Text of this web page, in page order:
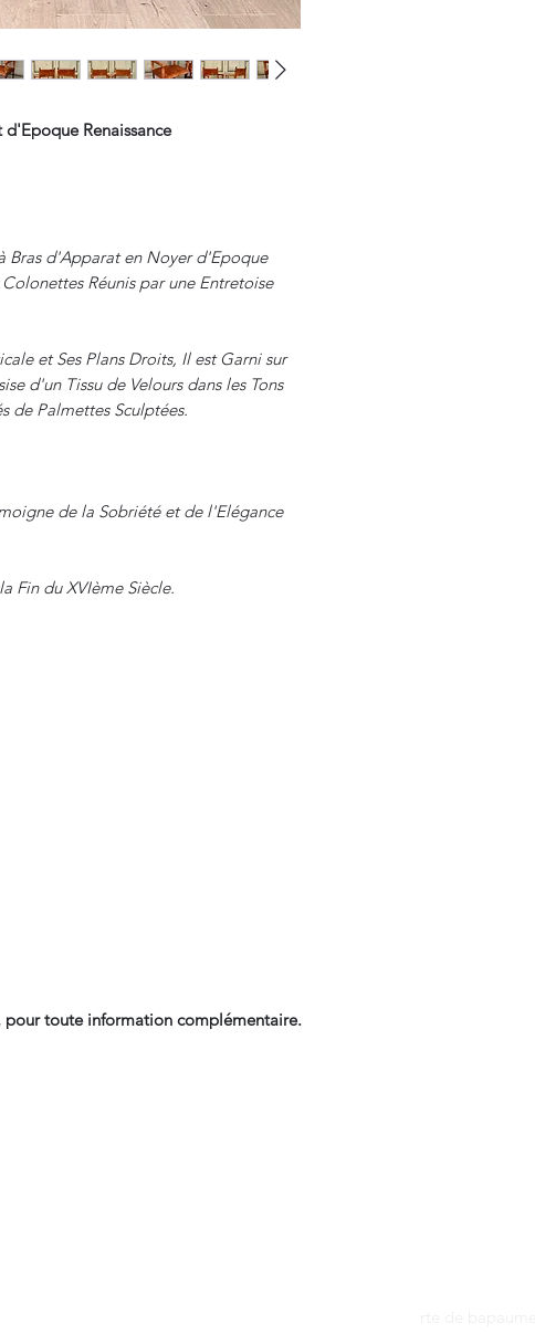
Renaissance
Bras d'Apparat en Noyer d'Epoque
Réunis par une Entretoise
et Ses Plans Droits, Il est Garni sur
d'un Tissu de Velours dans les Tons
de Palmettes Sculptées.
de la Sobriété et de l'Elégance
Fin du XVIème Siècle.
pour toute information complémentaire.